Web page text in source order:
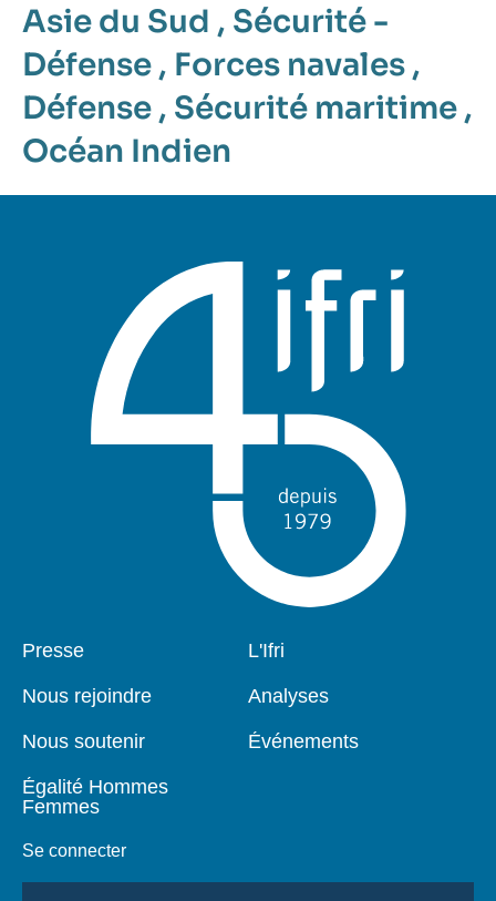
Asie du Sud , Sécurité -
Défense , Forces navales ,
Défense , Sécurité maritime ,
Océan Indien
Pied
Presse
Nous rejoindre
Nous soutenir
Égalité Hommes
Femmes
Se connecter
Navigation
L'Ifri
Analyses
Événements